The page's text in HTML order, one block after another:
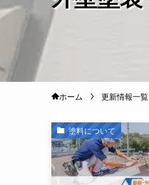
ホーム 更新情報一覧
塗料について